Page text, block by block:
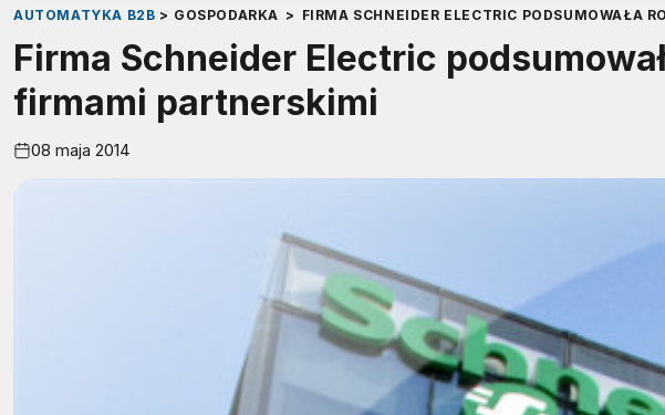
AUTOMATYKA B2B > GOSPODARKA > FIRMA SCHNEIDER ELECTRIC PODSUMOWAŁA
Firma Schneider Electric
firmami partnerskimi
08 maja 2014